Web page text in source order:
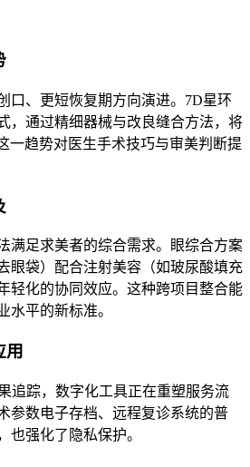
口、更短恢复期方向演进。7D星环
，通过精细器械与改良缝合方法，将
一趋势对医生手术技巧与审美判断提
满足求美者的综合需求。眼综合方案
眼袋）配合注射美容（如玻尿酸填充
轻化的协同效应。这种跨项目整合能
水平的新标准。
用
追踪，数字化工具正在重塑服务流
参数电子存档、远程复诊系统的普
也强化了隐私保护。